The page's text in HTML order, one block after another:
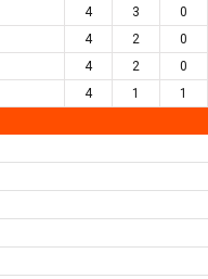
4 3
0
4 2
0
4 2
0
4 1
1